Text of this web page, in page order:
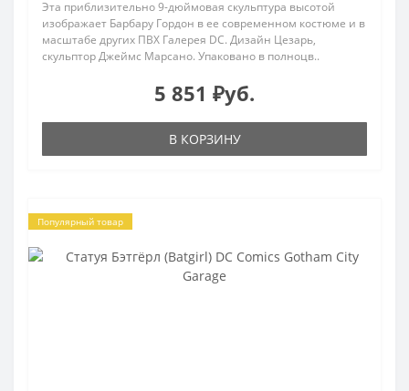
Эта приблизительно 9-дюймовая скульптура высотой
изображает Барбару Гордон в ее современном костюме и в
масштабе других ПВХ Галерея DC. Дизайн Цезарь,
скульптор Джеймс Марсано. Упаковано в полноцв..
5 851 ₽уб.
В КОРЗИНУ
Популярный товар